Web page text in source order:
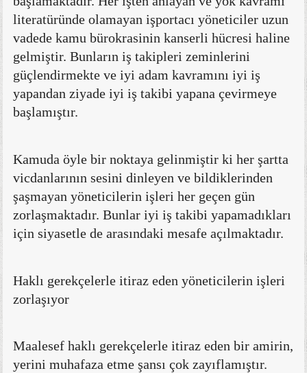
literatüründe olamayan işportacı yöneticiler uzun
vadede kamu bürokrasinin kanserli hücresi haline
gelmiştir. Bunların iş takipleri zeminlerini
güçlendirmekte ve iyi adam kavramını iyi iş
yapandan ziyade iyi iş takibi yapana çevirmeye
başlamıştır.
Kamuda öyle bir noktaya gelinmiştir ki her şartta
vicdanlarının sesini dinleyen ve bildiklerinden
şaşmayan yöneticilerin işleri her geçen gün
zorlaşmaktadır. Bunlar iyi iş takibi yapamadıkları
için siyasetle de arasındaki mesafe açılmaktadır.
Haklı gerekçelerle itiraz eden yöneticilerin işleri
zorlaşıyor
Maalesef haklı gerekçelerle itiraz eden bir amirin,
yerini muhafaza etme şansı çok zayıflamıştır.